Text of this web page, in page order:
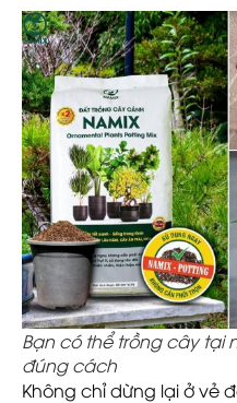
Bạn có thể trồng cây tại
đúng cách
Không chỉ dừng lại ở vẻ